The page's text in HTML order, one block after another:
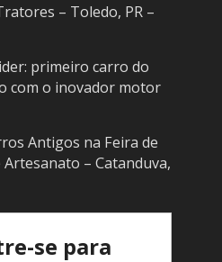
– Toledo, PR –
primeiro carro do
com o inovador motor
Antigos na Feira de
Artesanato – Catanduva,